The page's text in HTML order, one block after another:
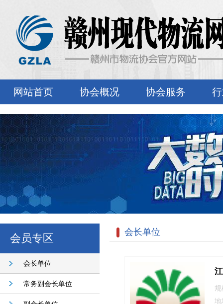
网站首页 协会概况 协会服务
会员专区
会长单位
常务副会长单位
会长单位
地